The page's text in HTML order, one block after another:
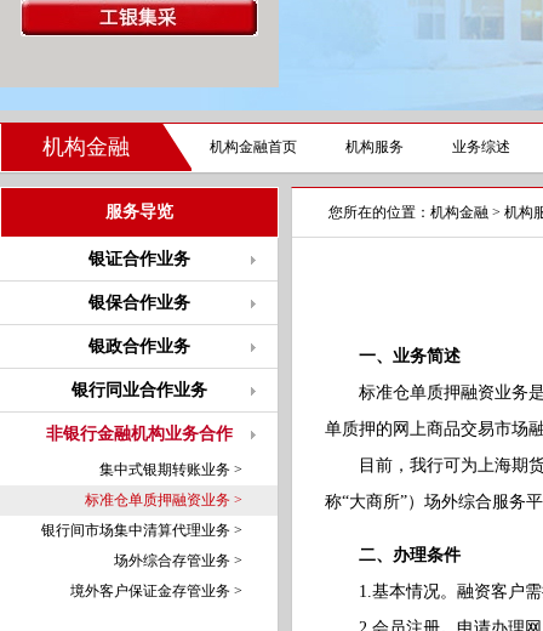
机构金融 机构金融首页 机构服务 业务综述
服务导览
银证合作业务
银保合作业务
银政合作业务
银行同业合作业务
非银行金融机构业务合作
集中式银期转账业务 >
标准仓单质押融资业务 >
银行间市场集中清算代理业务 >
场外综合存管业务 >
境外客户保证金存管业务 >
您所在的位置： 机构金融 > 机构
一、业务简述
标准仓单质押融资业务是
单质押的网上商品交易市场
目前，我行可为上海期货
称“大商所”）场外综合服务
二、办理条件
1.基本情况。融资客户需